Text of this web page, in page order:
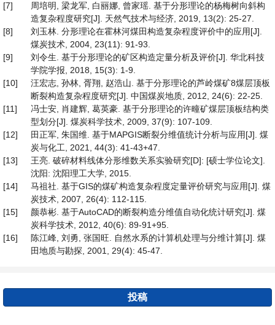
[7]
周培明, 梁龙军, 白丽娜, 曾家瑶. 基于分形理论的杨梅树向斜构
造复杂程度研究[J]. 天然气技术与经济, 2019, 13(2): 25-27.
[8]
刘玉林. 分形理论在霍林河煤田构造复杂程度评价中的应用[J].
煤炭技术, 2004, 23(11): 91-93.
[9]
刘令生. 基于分形理论的矿区构造定量分析及评价[J]. 华北科技
学院学报, 2018, 15(3): 1-9.
[10]
汪宏志, 孙林, 胥翔, 赵浩山. 基于分形理论的芦岭煤矿8煤层顶板
断裂构造复杂程度研究[J]. 中国煤炭地质, 2012, 24(6): 22-25.
[11]
冯士安, 肖建辉, 葛英豪. 基于分形理论的许疃矿煤层顶板结构类
型划分[J]. 煤炭科学技术, 2009, 37(9): 107-109.
[12]
田正军, 朱国维. 基于MAPGIS断裂分维值统计分析与应用[J]. 煤
炭与化工, 2021, 44(3): 41-43+47.
[13]
王亮. 破碎材料线体分形维数关系实验研究[D]: [硕士学位论文].
沈阳: 沈阳理工大学, 2015.
[14]
马祖社. 基于GIS的煤矿构造复杂程度定量评价研究与应用[J]. 煤
炭技术, 2007, 26(4): 112-115.
[15]
颜恭彬. 基于AutoCAD的断裂构造分维值自动化统计研究[J]. 煤
炭科学技术, 2012, 40(6): 89-91+95.
[16]
陈江峰, 刘勇, 张国旺. 自然水系的计算机处理与分维计算[J]. 煤
田地质与勘探, 2001, 29(4): 45-47.
投稿